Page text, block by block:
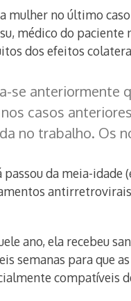
mulher no último
médico do
dos efeitos
se anteriormente
casos
no trabalho. Os
passou da meia-
ano, ela recebeu
semanas para que
compatíveis